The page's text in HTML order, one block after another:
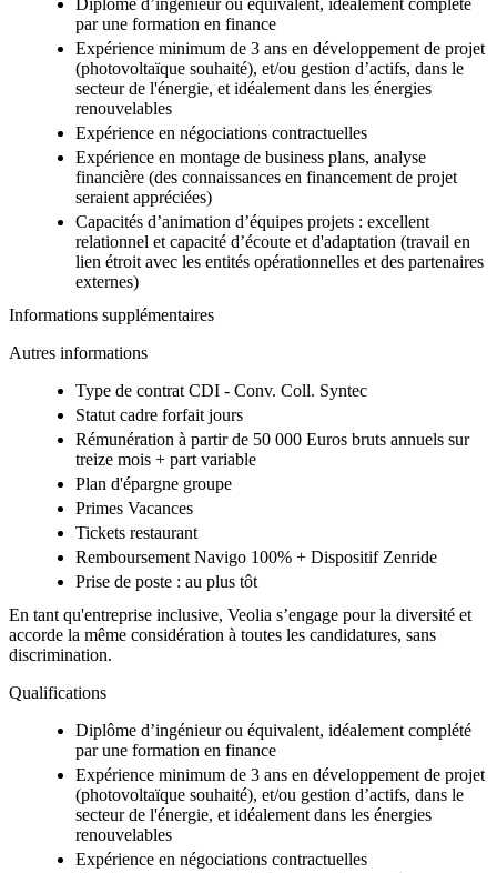
Diplôme d’ingénieur ou équivalent, idéalement complété
par une formation en finance
Expérience minimum de 3 ans en développement de projet
(photovoltaïque souhaité), et/ou gestion d’actifs, dans le
secteur de l'énergie, et idéalement dans les énergies
renouvelables
Expérience en négociations contractuelles
Expérience en montage de business plans, analyse
financière (des connaissances en financement de projet
seraient appréciées)
Capacités d’animation d’équipes projets : excellent
relationnel et capacité d’écoute et d'adaptation (travail en
lien étroit avec les entités opérationnelles et des partenaires
externes)
Informations supplémentaires
Autres informations
Type de contrat CDI - Conv. Coll. Syntec
Statut cadre forfait jours
Rémunération à partir de 50 000 Euros bruts annuels sur
treize mois + part variable
Plan d'épargne groupe
Primes Vacances
Tickets restaurant
Remboursement Navigo 100% + Dispositif Zenride
Prise de poste : au plus tôt
En tant qu'entreprise inclusive, Veolia s’engage pour la diversité et
accorde la même considération à toutes les candidatures, sans
discrimination.
Qualifications
Diplôme d’ingénieur ou équivalent, idéalement complété
par une formation en finance
Expérience minimum de 3 ans en développement de projet
(photovoltaïque souhaité), et/ou gestion d’actifs, dans le
secteur de l'énergie, et idéalement dans les énergies
renouvelables
Expérience en négociations contractuelles